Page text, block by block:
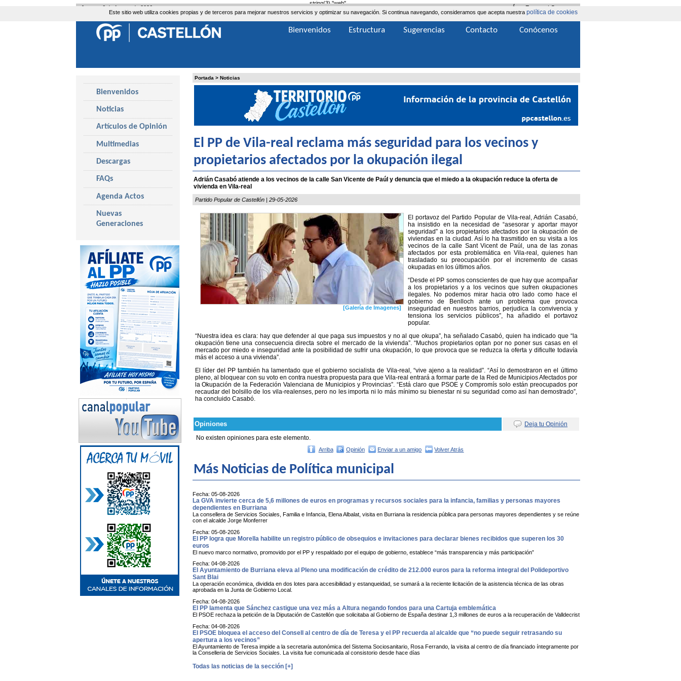
string(3) "web"
Este sitio web utiliza cookies propias y de terceros para mejorar nuestros servicios y optimizar su navegación. Si continua navegando, consideramos que acepta nuestra política de cookies
Portada > Noticias
El PP de Vila-real reclama más seguridad para los vecinos y
propietarios afectados por la okupación ilegal
Adrián Casabó atiende a los vecinos de la calle San Vicente de Paúl y denuncia que el miedo a la okupación reduce la oferta de
vivienda en Vila-real
Partido Popular de Castellón | 29-05-2026
[Galería de Imagenes]
El portavoz del Partido Popular de Vila-real, Adrián Casabó,
ha insistido en la necesidad de “asesorar y aportar mayor
seguridad” a los propietarios afectados por la okupación de
viviendas en la ciudad. Así lo ha trasmitido en su visita a los
vecinos de la calle Sant Vicent de Paúl, una de las zonas
afectados por esta problemática en Vila-real, quienes han
trasladado su preocupación por el incremento de casas
okupadas en los últimos años.
“Desde el PP somos conscientes de que hay que acompañar
a los propietarios y a los vecinos que sufren okupaciones
ilegales. No podemos mirar hacia otro lado como hace el
gobierno de Benlloch ante un problema que provoca
inseguridad en nuestros barrios, perjudica la convivencia y
tensiona los servicios públicos”, ha añadido el portavoz
popular.
“Nuestra idea es clara: hay que defender al que paga sus impuestos y no al que okupa”, ha señalado Casabó, quien ha indicado que “la
okupación tiene una consecuencia directa sobre el mercado de la vivienda”. “Muchos propietarios optan por no poner sus casas en el
mercado por miedo e inseguridad ante la posibilidad de sufrir una okupación, lo que provoca que se reduzca la oferta y dificulte todavía
más el acceso a una vivienda”.
El líder del PP también ha lamentado que el gobierno socialista de Vila-real, “vive ajeno a la realidad”. “Así lo demostraron en el último
pleno, al bloquear con su voto en contra nuestra propuesta para que Vila-real entrará a formar parte de la Red de Municipios Afectados por
la Okupación de la Federación Valenciana de Municipios y Provincias”. “Está claro que PSOE y Compromís solo están preocupados por
recaudar del bolsillo de los vila-realenses, pero no les importa ni lo más mínimo su bienestar ni su seguridad como así han demostrado”,
ha concluido Casabó.
Opiniones
Deja tu Opinión
No existen opiniones para este elemento.
Arriba Opinión Enviar a un amigo Volver Atrás
Más Noticias de Política municipal
Fecha: 05-08-2026
La GVA invierte cerca de 5,6 millones de euros en programas y recursos sociales para la infancia, familias y personas mayores
dependientes en Burriana
La consellera de Servicios Sociales, Familia e Infancia, Elena Albalat, visita en Burriana la residencia pública para personas mayores dependientes y se reúne
con el alcalde Jorge Monferrer
Fecha: 05-08-2026
El PP logra que Morella habilite un registro público de obsequios e invitaciones para declarar bienes recibidos que superen los 30
euros
El nuevo marco normativo, promovido por el PP y respaldado por el equipo de gobierno, establece “más transparencia y más participación”
Fecha: 04-08-2026
El Ayuntamiento de Burriana eleva al Pleno una modificación de crédito de 212.000 euros para la reforma integral del Polideportivo
Sant Blai
La operación económica, dividida en dos lotes para accesibilidad y estanqueidad, se sumará a la reciente licitación de la asistencia técnica de las obras
aprobada en la Junta de Gobierno Local.
Fecha: 04-08-2026
El PP lamenta que Sánchez castigue una vez más a Altura negando fondos para una Cartuja emblemática
El PSOE rechaza la petición de la Diputación de Castellón que solicitaba al Gobierno de España destinar 1,3 millones de euros a la recuperación de Valldecrist
Fecha: 04-08-2026
El PSOE bloquea el acceso del Consell al centro de día de Teresa y el PP recuerda al alcalde que “no puede seguir retrasando su
apertura a los vecinos”
El Ayuntamiento de Teresa impide a la secretaria autonómica del Sistema Sociosanitario, Rosa Ferrando, la visita al centro de día financiado íntegramente por
la Conselleria de Servicios Sociales. La visita fue comunicada al consistorio desde hace días
Todas las noticias de la sección [+]
Bienvenidos
Noticias
Artículos de Opinión
Multimedias
Descargas
FAQs
Agenda Actos
Nuevas
Generaciones
Jueves, 6 de Agosto de 2026 |Contacta
Área Extranet
Bienvenidos Estructura Sugerencias Contacto Conócenos